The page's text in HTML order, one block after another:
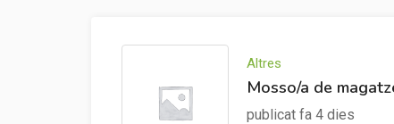
Altres
Mosso/a de
publicat fa 4 dies